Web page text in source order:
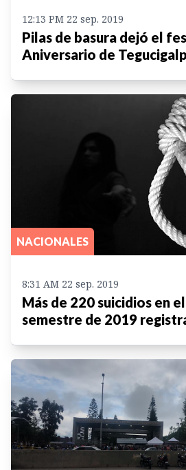
12:13 PM 22 sep. 2019
Pilas de basura dejó el
Aniversario de
NACIONALES
8:31 AM 22 sep. 2019
Más de 220 suicidios en
semestre de 2019